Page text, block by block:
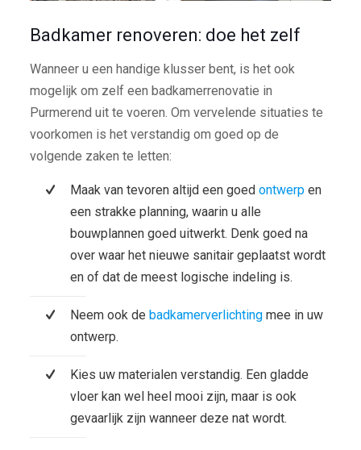
Badkamer renoveren: doe het zelf
Wanneer u een handige klusser bent, is het ook
mogelijk om zelf een badkamerrenovatie in
Purmerend uit te voeren. Om vervelende situaties te
voorkomen is het verstandig om goed op de
volgende zaken te letten:
Maak van tevoren altijd een goed ontwerp en
een strakke planning, waarin u alle
bouwplannen goed uitwerkt. Denk goed na
over waar het nieuwe sanitair geplaatst wordt
en of dat de meest logische indeling is.
Neem ook de badkamerverlichtingmee in uw
ontwerp.
Kies uw materialen verstandig. Een gladde
vloer kan wel heel mooi zijn, maar is ook
gevaarlijk zijn wanneer deze nat wordt.